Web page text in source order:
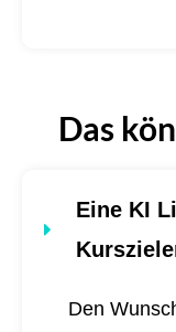
Das
Eine KI
Den